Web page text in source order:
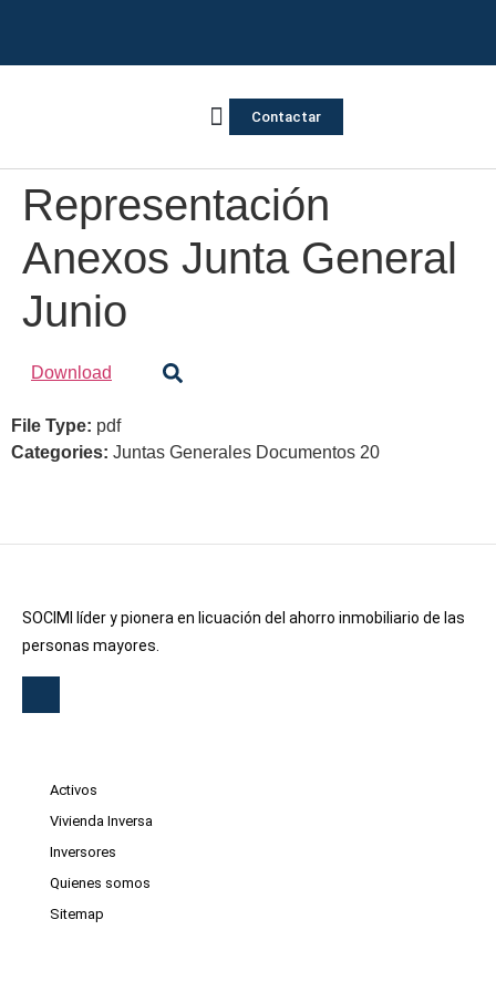
Contactar
Representación
Anexos Junta General
Junio
Download
File Type: pdf
Categories: Juntas Generales Documentos 20
SOCIMI líder y pionera en licuación del ahorro inmobiliario de las
personas mayores.
Activos
Vivienda Inversa
Inversores
Quienes somos
Sitemap